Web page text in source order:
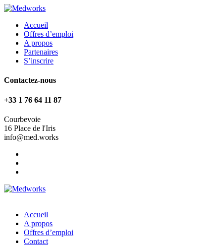
Accueil
Offres d’emploi
A propos
Partenaires
S’inscrire
Contactez-nous
+33 1 76 64 11 87
Courbevoie
16 Place de l'Iris
info@med.works
Accueil
A propos
Offres d’emploi
Contact